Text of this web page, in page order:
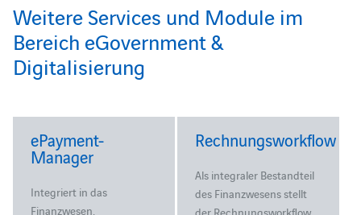
Weitere Services und Module im
Bereich eGovernment &
Digitalisierung
ePayment-
Manager
Integriert in das
Finanzwesen,
Rechnungsworkflow
Als integraler Bestandteil
des Finanzwesens stellt